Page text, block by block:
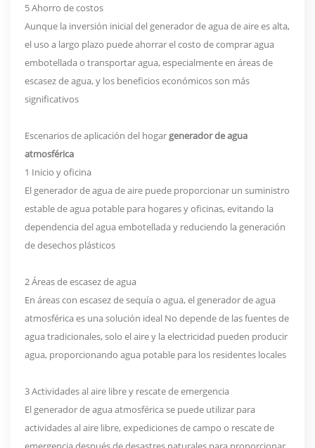
5 Ahorro de costos
Aunque la inversión inicial del generador de agua de aire es alta,
el uso a largo plazo puede ahorrar el costo de comprar agua
embotellada o transportar agua, especialmente en áreas de
escasez de agua, y los beneficios económicos son más
significativos
Escenarios de aplicación del hogar generador de agua
atmosférica
1 Inicio y oficina
El generador de agua de aire puede proporcionar un suministro
estable de agua potable para hogares y oficinas, evitando la
dependencia del agua embotellada y reduciendo la generación
de desechos plásticos
2 Áreas de escasez de agua
En áreas con escasez de sequía o agua, el generador de agua
atmosférica es una solución ideal No depende de las fuentes de
agua tradicionales, solo el aire y la electricidad pueden producir
agua, proporcionando agua potable para los residentes locales
3 Actividades al aire libre y rescate de emergencia
El generador de agua atmosférica se puede utilizar para
actividades al aire libre, expediciones de campo o rescate de